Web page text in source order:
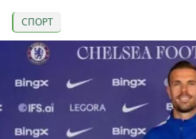
СПОРТ